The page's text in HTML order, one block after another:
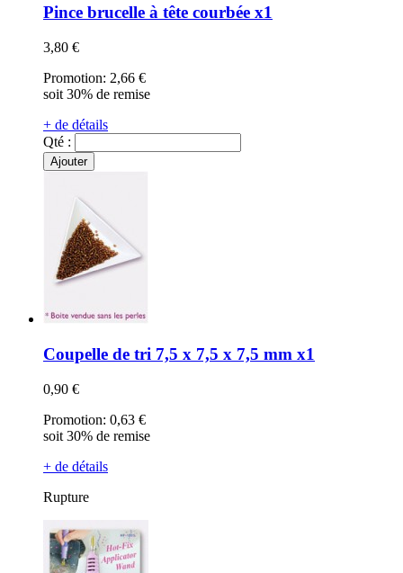
Pince brucelle à tête courbée x1
3,80 €
Promotion: 2,66 €
soit 30% de remise
+ de détails
Qté :
Ajouter
Coupelle de tri 7,5 x 7,5 x 7,5 mm x1
0,90 €
Promotion: 0,63 €
soit 30% de remise
+ de détails
Rupture